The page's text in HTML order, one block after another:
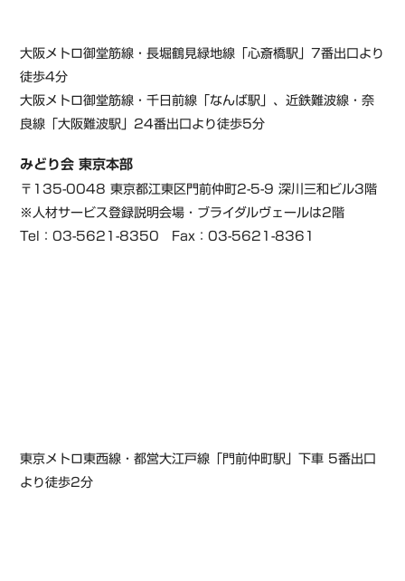
大阪メトロ御堂筋線・長堀鶴見緑地線「心斎橋駅」7番出口より
徒歩4分
大阪メトロ御堂筋線・千日前線「なんば駅」、近鉄難波線・奈
良線「大阪難波駅」24番出口より徒歩5分
東京メトロ東西線・都営大江戸線「門前仲町駅」下車 5番出口
より徒歩2分
みどり会 東京本部
〒135-0048 東京都江東区門前仲町2-5-9 深川三和ビル3階
※人材サービス登録説明会場・ブライダルヴェールは2階
Tel：03-5621-8350 Fax：03-5621-8361